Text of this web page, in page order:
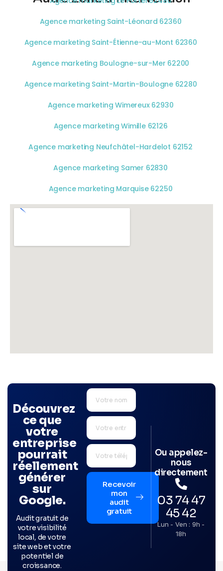
Agence marketing Saint-Léonard 62360
Agence marketing Saint-Étienne-au-Mont 62360
Agence marketing Boulogne-sur-Mer 62200
Agence marketing Saint-Martin-Boulogne 62280
Agence marketing Wimereux 62930
Agence marketing Wimille 62126
Agence marketing Neufchâtel-Hardelot 62152
Agence marketing Samer 62830
Agence marketing Marquise 62250
Découvrez
ce que
votre
entreprise
pourrait
réellement
générer
sur
Google.
Audit gratuit de
votre visibilité
local, de votre
site web et votre
potentiel de
croissance.
Recevoir
mon
audit
gratuit
Ou appelez-
nous
directement
03 74 47
45 42
Lun - Ven : 9h -
18h